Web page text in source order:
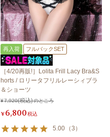
再入荷 フルバックSET
［4/20再販!］Lolita Frill Lacy Bra&S
horts / ロリータフリルレーシィブラ
＆ショーツ
¥7,920 のところ
¥6,800税込
5.00 （3 ）